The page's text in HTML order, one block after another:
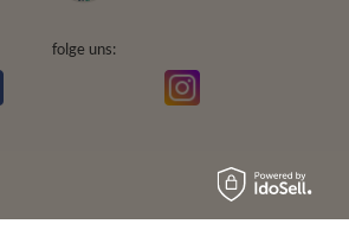
folge uns: